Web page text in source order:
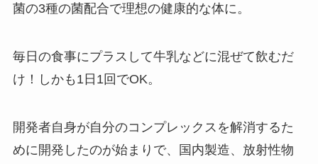
菌の3種の菌配合で理想の健康的な体に。
毎日の食事にプラスして牛乳などに混ぜて飲むだ
け！しかも1日1回でOK。
開発者自身が自分のコンプレックスを解消するた
めに開発したのが始まりで、国内製造、放射性物